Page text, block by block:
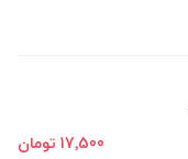
17٬500 تومان